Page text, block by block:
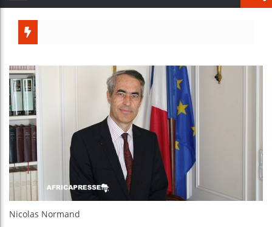
Nicolas Normand